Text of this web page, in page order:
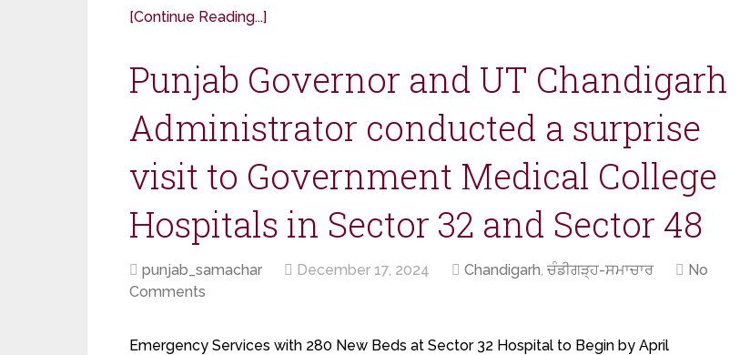
[Continue Reading...]
Punjab Governor and UT Chandigarh
Administrator conducted a surprise
visit to Government Medical College
Hospitals in Sector 32 and Sector 48
punjab_samachar December 17, 2024 Chandigarh, ਚੰਡੀਗੜ੍ਹ-ਸਮਾਚਾਰ
No
Comments
Emergency Services with 280 New Beds at Sector 32 Hospital to Begin by April